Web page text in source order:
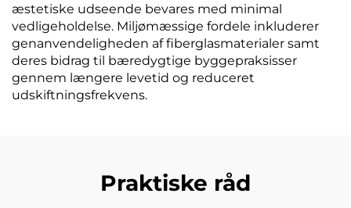
æstetiske udseende bevares med minimal
vedligeholdelse. Miljømæssige fordele inkluderer
genanvendeligheden af fiberglasmaterialer samt
deres bidrag til bæredygtige byggepraksisser
gennem længere levetid og reduceret
udskiftningsfrekvens.
Praktiske råd